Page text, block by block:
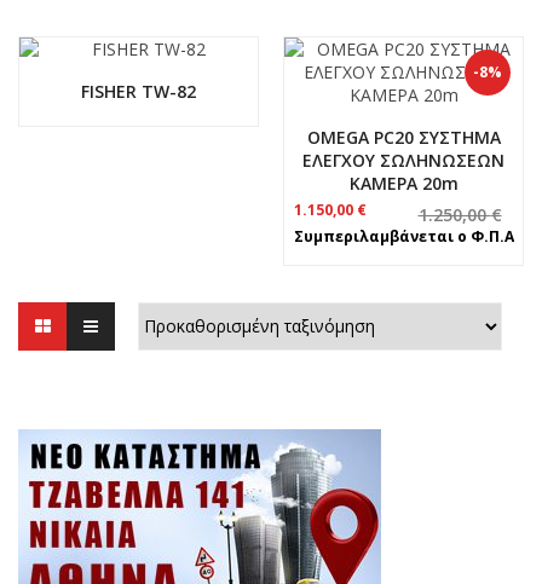
FISHER TW-82
-8%
OMEGA PC20 ΣΥΣΤΗΜΑ
ΕΛΕΓΧΟΥ ΣΩΛΗΝΩΣΕΩΝ
ΚΑΜΕΡΑ 20m
1.250,00€
Original
price
was:
1.150,00 €
τρέχουσα
τιμή
Συμπεριλαμβάνεται ο Φ.Π.Α